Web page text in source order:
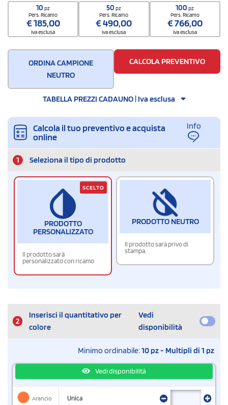
10pz
Pers. Ricamo
€185,00
iva esclusa
50pz
Pers. Ricamo
€490,00
iva esclusa
100pz
Pers. Ricamo
€766,00
iva esclusa
ORDINA CAMPIONE
NEUTRO
CALCOLA PREVENTIVO
TABELLA PREZZI CADAUNO | Iva esclusa
Calcola il tuo preventivo e acquista
online
Info
1 Seleziona il tipo di prodotto
PRODOTTO
PERSONALIZZATO
Il prodotto sarà
personalizzato con ricamo
SCELTO
PRODOTTO NEUTRO
Il prodotto sarà privo di
stampa.
2
Inserisci il quantitativo per
colore
Vedi
disponibilità
Minimo ordinabile:10 pz - Multipli di 1 pz
Vedi disponibilità
Arancio Unica